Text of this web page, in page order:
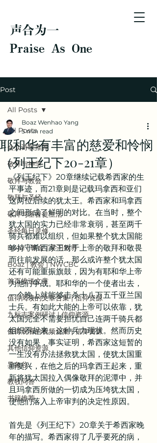
声合为一
Praise As One
Post
All Posts
会众诗歌推荐
敬拜与神学
敬拜与教会
敬拜与圣经
敬拜与基督徒生活
圣经每日灵修
Boaz | 教会 | 学习牧养
Boaz | 教会 | NWCBC
首页推送文章
值得阅读的文章合集 | 信仰资源
九标志案例研讨 | 信仰资源
值得观看的视频合集 | 信仰资源
其他信仰资源
异象谷
教牧问答
书籍推荐
All Posts
耶和华有丰富的慈爱和怜悯
（列王纪下20-21章）
Boaz Wenhao Yang
5 min read
《列王纪下》20章继续记载希西家的生
平事迹，而21章则是记载玛拿西和亚们
这两位后续的犹太王。希西家和玛拿西
之间形成了鲜明的对比。在当时，整个
犹太国的实力已经非常衰弱，甚至两千
骑兵都难以组织，但如果整个犹太国能
够持守希西家王对于上帝的敬拜和敬畏
而往前发展的话，那么或许整个犹太国
还有可能重振旗鼓，因为有耶和华上帝
为他们争战。耶和华的一个使者出去，
一个晚上就能够击杀十八万五千亚兰国
士兵。有如此大能的上帝可以依靠，犹
太国完全不需要担忧自己连两千骑兵都
组织不起来，这种兵力现状。然而历史
没有如果，事实证明，希西家这短暂的
一生没有办法拯救犹太国，使犹太国重
新复兴，在他之后的玛拿西王起来，重
新将犹太国拉入偶像敬拜的泥潭中，并
且玛拿西所做的一切成为压垮犹太国，
使他们落入上帝审判的决定性原因。
首先是《列王纪下》20章关于希西家晚
年的描写。希西家得了几乎要死的病，